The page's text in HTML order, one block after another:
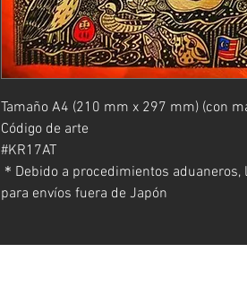
Tamaño A4 (210 mm x 297 mm) (con
Código de arte
#KR17AT
＊Debido a procedimientos
para envíos fuera de Japón